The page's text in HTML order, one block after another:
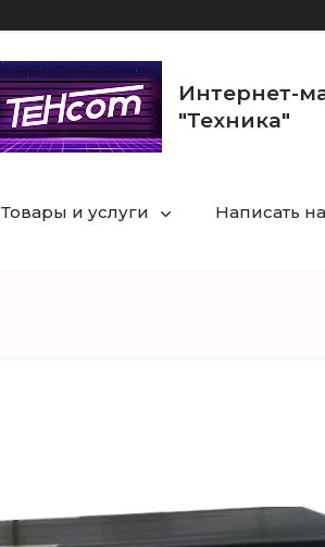
Интернет-
"Техника"
Товары и услуги Написать